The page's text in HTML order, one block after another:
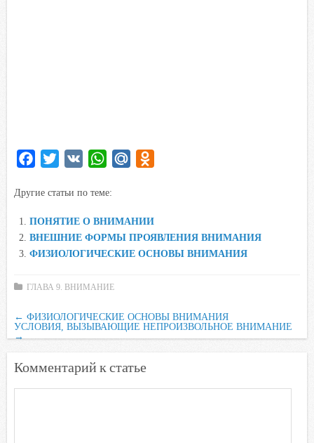
c
b
o
k
i
t
e
W
a
s
A
p
.
R
k
l
n
i
Другие статьи по теме:
ПОНЯТИЕ О ВНИМАНИИ
ВНЕШНИЕ ФОРМЫ ПРОЯВЛЕНИЯ ВНИМАНИЯ
ФИЗИОЛОГИЧЕСКИЕ ОСНОВЫ ВНИМАНИЯ
ГЛАВА 9. ВНИМАНИЕ
← ФИЗИОЛОГИЧЕСКИЕ ОСНОВЫ ВНИМАНИЯ
УСЛОВИЯ, ВЫЗЫВАЮЩИЕ НЕПРОИЗВОЛЬНОЕ ВНИМАНИЕ
→
Комментарий к статье